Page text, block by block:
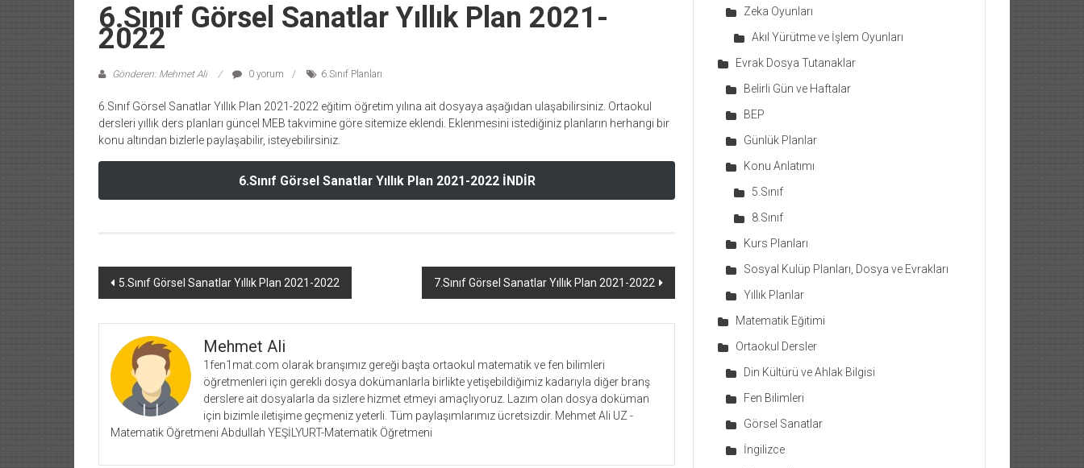
6.Sınıf Görsel Sanatlar Yıllık Plan 2021-
2022
Gönderen: Mehmet Ali 0 yorum 6.Sınıf Planları
6.Sınıf Görsel Sanatlar Yıllık Plan 2021-2022 eğitim öğretim yılına ait dosyaya aşağıdan ulaşabilirsiniz. Ortaokul
dersleri yıllık ders planları güncel MEB takvimine göre sitemize eklendi. Eklenmesini istediğiniz planların herhangi bir
konu altından bizlerle paylaşabilir, isteyebilirsiniz.
6.Sınıf Görsel Sanatlar Yıllık Plan 2021-2022 İNDİR
Yazı
5.Sınıf Görsel Sanatlar Yıllık Plan 2021-2022 7.Sınıf Görsel Sanatlar Yıllık Plan 2021-2022
Mehmet Ali
1fen1mat.com olarak branşımız gereği başta ortaokul matematik ve fen bilimleri
öğretmenleri için gerekli dosya dokümanlarla birlikte yetişebildiğimiz kadarıyla diğer branş
derslere ait dosyalarla da sizlere hizmet etmeyi amaçlıyoruz. Lazım olan dosya doküman
için bizimle iletişime geçmeniz yeterli. Tüm paylaşımlarımız ücretsizdir. Mehmet Ali UZ -
Matematik Öğretmeni Abdullah YEŞİLYURT-Matematik Öğretmeni
Zeka Oyunları
Akıl Yürütme ve İşlem Oyunları
Evrak Dosya Tutanaklar
Belirli Gün ve Haftalar
BEP
Günlük Planlar
Konu Anlatımı
5.Sınıf
8.Sınıf
Kurs Planları
Sosyal Kulüp Planları, Dosya ve Evrakları
Yıllık Planlar
Matematik Eğitimi
Ortaokul Dersler
Din Kültürü ve Ahlak Bilgisi
Fen Bilimleri
Görsel Sanatlar
İngilizce